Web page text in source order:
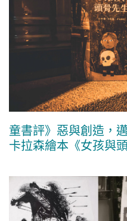
童書評》惡與創造，
卡拉森繪本《女孩與